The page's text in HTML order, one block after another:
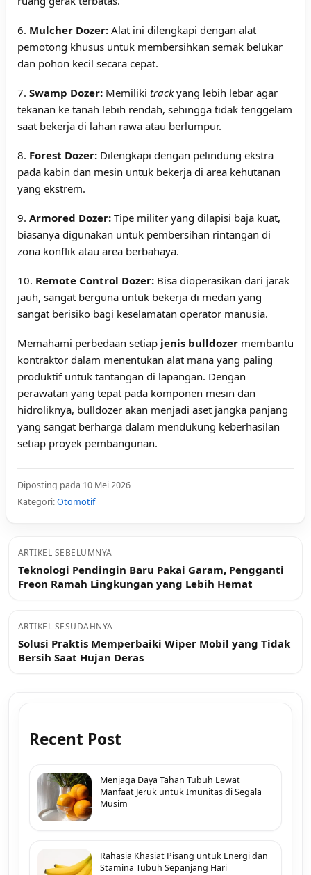
6. Mulcher Dozer: Alat ini dilengkapi dengan alat
pemotong khusus untuk membersihkan semak belukar
dan pohon kecil secara cepat.
7. Swamp Dozer: Memiliki trackyang lebih lebar agar
tekanan ke tanah lebih rendah, sehingga tidak tenggelam
saat bekerja di lahan rawa atau berlumpur.
8. Forest Dozer: Dilengkapi dengan pelindung ekstra
pada kabin dan mesin untuk bekerja di area kehutanan
yang ekstrem.
9. Armored Dozer: Tipe militer yang dilapisi baja kuat,
biasanya digunakan untuk pembersihan rintangan di
zona konflik atau area berbahaya.
10. Remote Control Dozer: Bisa dioperasikan dari jarak
jauh, sangat berguna untuk bekerja di medan yang
sangat berisiko bagi keselamatan operator manusia.
Memahami perbedaan setiap jenis bulldozer membantu
kontraktor dalam menentukan alat mana yang paling
produktif untuk tantangan di lapangan. Dengan
perawatan yang tepat pada komponen mesin dan
hidroliknya, bulldozer akan menjadi aset jangka panjang
yang sangat berharga dalam mendukung keberhasilan
setiap proyek pembangunan.
Diposting pada 10 Mei 2026
Kategori:Otomotif
ARTIKEL SEBELUMNYA
Teknologi Pendingin Baru Pakai Garam, Pengganti
Freon Ramah Lingkungan yang Lebih Hemat
ARTIKEL SESUDAHNYA
Solusi Praktis Memperbaiki Wiper Mobil yang Tidak
Bersih Saat Hujan Deras
Recent Post
Menjaga Daya Tahan Tubuh Lewat
Manfaat Jeruk untuk Imunitas di Segala
Musim
Rahasia Khasiat Pisang untuk Energi dan
Stamina Tubuh Sepanjang Hari